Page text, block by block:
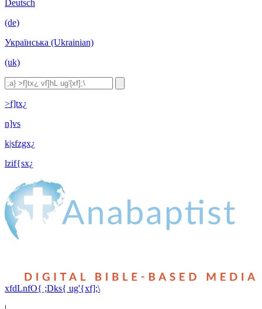
Deutsch
(de)
Українська (Ukrainian)
(uk)
>f]tx¿
n]vs
k|sfzgx¿
lzif{sx¿
xfdLnfO{ ;Dks{ ug'{xf];\